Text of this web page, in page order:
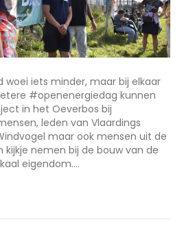
woei iets minder, maar bij elkaar
#openenergiedag kunnen
in het Oeverbos bij
leden van Vlaardings
maar ook mensen uit de
nemen bij de bouw van de
eigendom.…